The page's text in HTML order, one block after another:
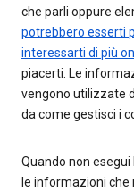
che parli oppure
potrebbero esserti
interessarti di più
piacerti. Le
vengono utilizzate
da come gestisci i
Quando non
le informazioni